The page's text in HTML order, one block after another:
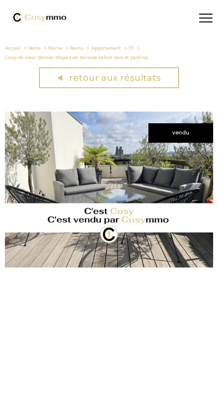
Accueil Vente Marne Reims Appartement
T5
Coup de coeur dernier etage avec terrasse balcon cave et parking
retour aux résultats
vendu